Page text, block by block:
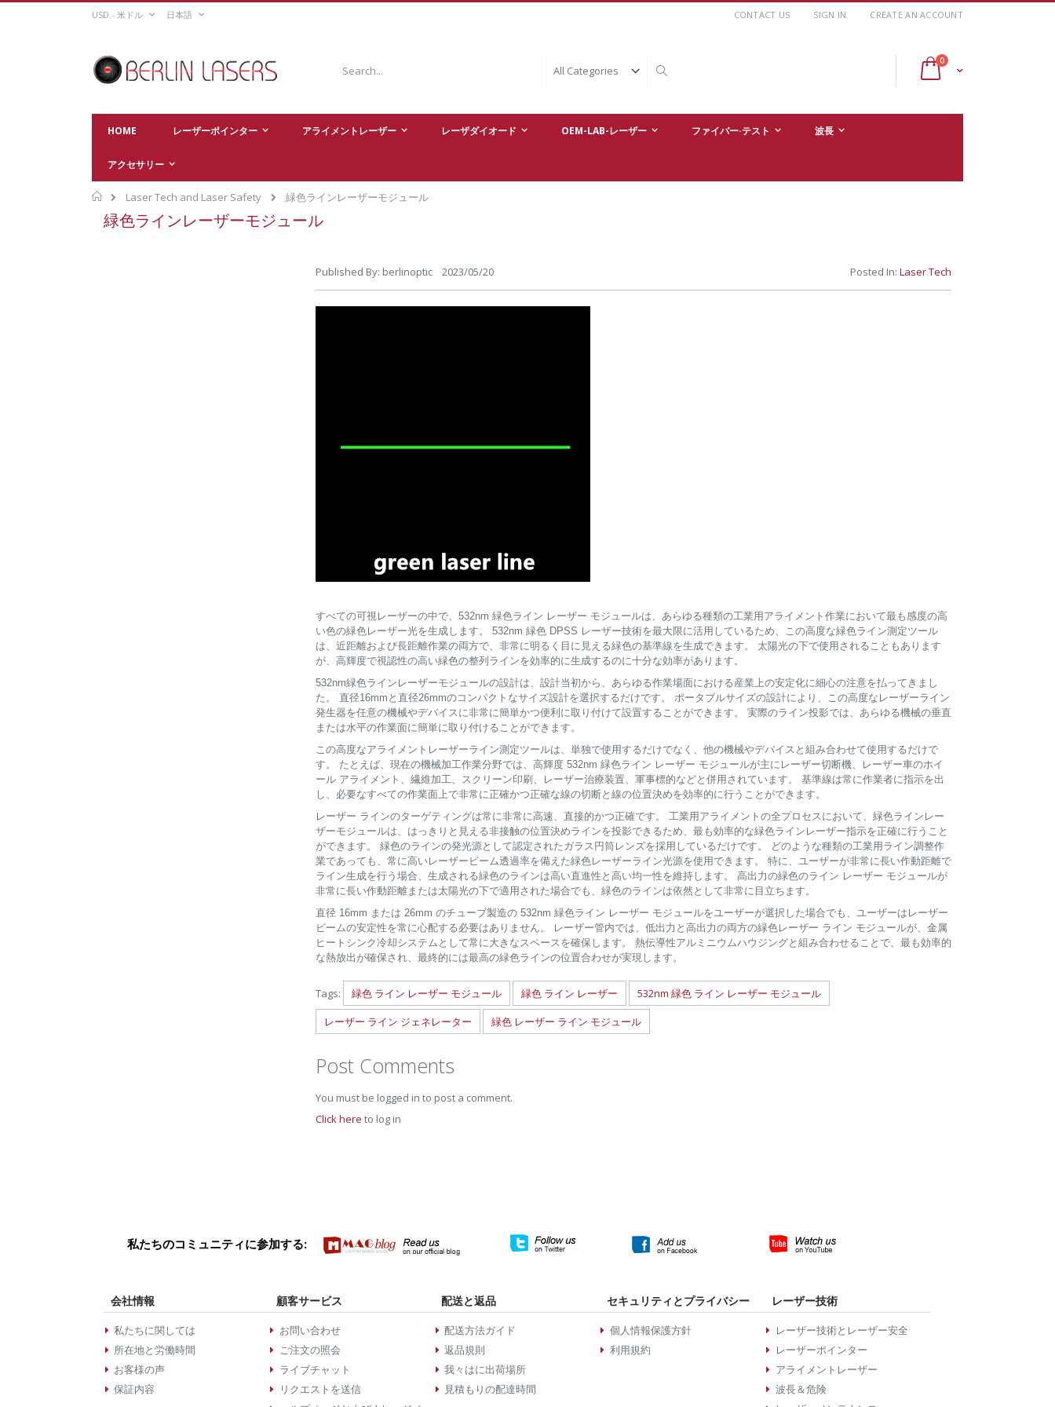
Skip
CURRENCY
USD - 米ドル LANGUAGE
日本語 CONTACT US SIGN IN CREATE AN ACCOUNT
Cart
0items
HOME レーザーポインター アライメントレーザー レーザダイオード OEM-LAB-レーザー ファイバー·テスト 波長
アクセサリー
Home
Laser Tech and Laser Safety 緑色ラインレーザーモジュール
緑色ラインレーザーモジュール
Published By: berlinoptic 2023/05/20 Posted In: Laser Tech
すべての可視レーザーの中で、532nm 緑色ライン レーザー モジュールは、あらゆる種類の工業用アライメント作業において最も感度の高
い色の緑色レーザー光を生成します。 532nm 緑色 DPSS レーザー技術を最大限に活用しているため、この高度な緑色ライン測定ツール
は、近距離および長距離作業の両方で、非常に明るく目に見える緑色の基準線を生成できます。 太陽光の下で使用されることもあります
が、高輝度で視認性の高い緑色の整列ラインを効率的に生成するのに十分な効率があります。
532nm緑色ラインレーザーモジュールの設計は、設計当初から、あらゆる作業場面における産業上の安定化に細心の注意を払ってきまし
た。 直径16mmと直径26mmのコンパクトなサイズ設計を選択するだけです。 ポータブルサイズの設計により、この高度なレーザーライン
発生器を任意の機械やデバイスに非常に簡単かつ便利に取り付けて設置することができます。 実際のライン投影では、あらゆる機械の垂直
または水平の作業面に簡単に取り付けることができます。
この高度なアライメントレーザーライン測定ツールは、単独で使用するだけでなく、他の機械やデバイスと組み合わせて使用するだけで
す。 たとえば、現在の機械加工作業分野では、高輝度 532nm 緑色ライン レーザー モジュールが主にレーザー切断機、レーザー車のホイ
ール アライメント、繊維加工、スクリーン印刷、レーザー治療装置、軍事標的などと併用されています。 基準線は常に作業者に指示を出
し、必要なすべての作業面上で非常に正確かつ正確な線の切断と線の位置決めを効率的に行うことができます。
レーザー ラインのターゲティングは常に非常に高速、直接的かつ正確です。 工業用アライメントの全プロセスにおいて、緑色ラインレー
ザーモジュールは、はっきりと見える非接触の位置決めラインを投影できるため、最も効率的な緑色ラインレーザー指示を正確に行うこと
ができます。 緑色のラインの発光源として認定されたガラス円筒レンズを採用しているだけです。 どのような種類の工業用ライン調整作
業であっても、常に高いレーザービーム透過率を備えた緑色レーザーライン光源を使用できます。 特に、ユーザーが非常に長い作動距離で
ライン生成を行う場合、生成される緑色のラインは高い直進性と高い均一性を維持します。 高出力の緑色のライン レーザー モジュールが
非常に長い作動距離または太陽光の下で適用された場合でも、緑色のラインは依然として非常に目立ちます。
直径 16mm または 26mm のチューブ製造の 532nm 緑色ライン レーザー モジュールをユーザーが選択した場合でも、ユーザーはレーザー
ビームの安定性を常に心配する必要はありません。 レーザー管内では、低出力と高出力の両方の緑色レーザー ライン モジュールが、金属
ヒートシンク冷却システムとして常に大きなスペースを確保します。 熱伝導性アルミニウムハウジングと組み合わせることで、最も効率的
な熱放出が確保され、最終的には最高の緑色ラインの位置合わせが実現します。
Tags: 緑色 ライン レーザー モジュール 緑色 ライン レーザー
532nm 緑色 ライン レーザー モジュール
レーザー ライン ジェネレーター
緑色 レーザー ライン モジュール
Post Comments
You must be logged in to post a comment.
Click here to log in
私たちのコミュニティに参加する:
会社情報
私たちに関しては
所在地と労働時間
お客様の声
保証内容
顧客サービス
お問い合わせ
ご注文の照会
ライブチャット
リクエストを送信
配送と返品
配送方法ガイド
返品規則
我々はに出荷場所
見積もりの配達時間
セキュリティとプライバシー
個人情報保護方針
利用規約
レーザー技術
レーザー技術とレーザー安全
レーザーポインター
アライメントレーザー
波長＆危険